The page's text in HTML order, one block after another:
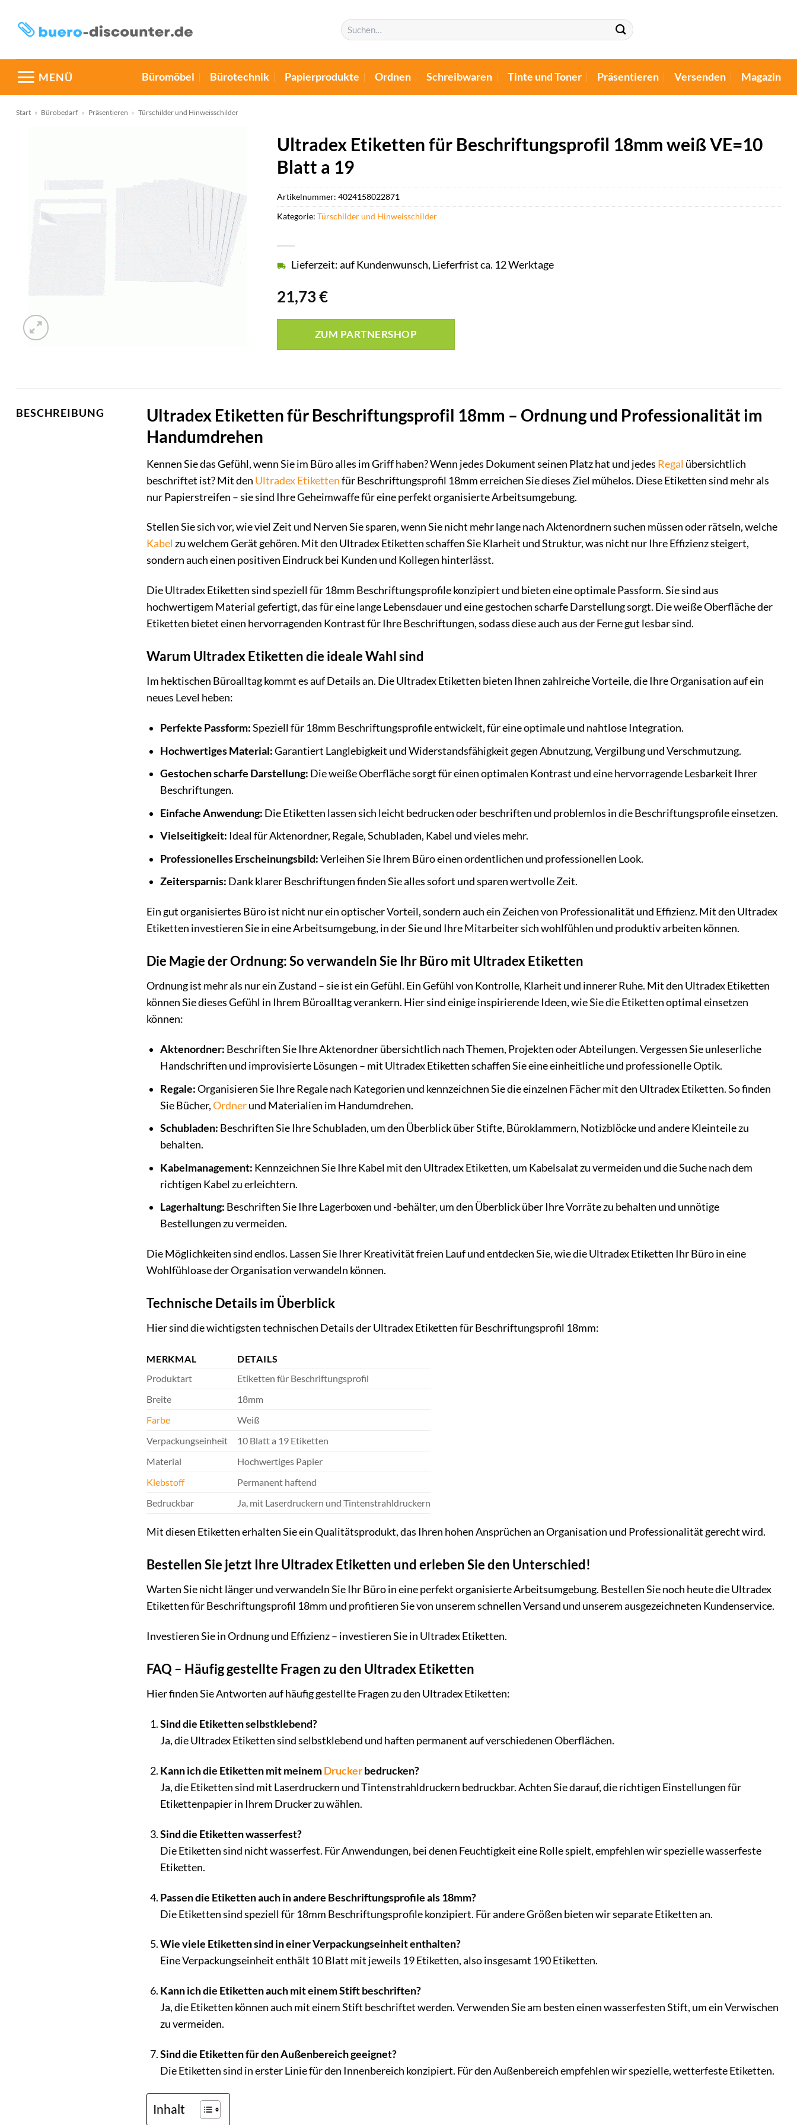
Inhalt
springen
Suchen
nach:
MENÜ Büromöbel Bürotechnik Papierprodukte Ordnen Schreibwaren Tinte und Toner Präsentieren Versenden Magazin
Start » Bürobedarf » Präsentieren » Türschilder und Hinweisschilder
Ultradex Etiketten für Beschriftungsprofil 18mm weiß VE=10
Blatt a 19
21,73€
Lieferzeit: auf Kundenwunsch, Lieferfrist ca. 12 Werktage
ZUM PARTNERSHOP
Artikelnummer: 4024158022871
Kategorie: Türschilder und Hinweisschilder
BESCHREIBUNG
Ultradex Etiketten für Beschriftungsprofil 18mm – Ordnung und Professionalität im
Handumdrehen
Kennen Sie das Gefühl, wenn Sie im Büro alles im Griff haben? Wenn jedes Dokument seinen Platz hat und jedes Regal übersichtlich
beschriftet ist? Mit den UltradexEtikettenfür Beschriftungsprofil 18mm erreichen Sie dieses Ziel mühelos. Diese Etiketten sind mehr als
nur Papierstreifen – sie sind Ihre Geheimwaffe für eine perfekt organisierte Arbeitsumgebung.
Stellen Sie sich vor, wie viel Zeit und Nerven Sie sparen, wenn Sie nicht mehr lange nach Aktenordnern suchen müssen oder rätseln, welche
Kabel zu welchem Gerät gehören. Mit den Ultradex Etiketten schaffen Sie Klarheit und Struktur, was nicht nur Ihre Effizienz steigert,
sondern auch einen positiven Eindruck bei Kunden und Kollegen hinterlässt.
Die Ultradex Etiketten sind speziell für 18mm Beschriftungsprofile konzipiert und bieten eine optimale Passform. Sie sind aus
hochwertigem Material gefertigt, das für eine lange Lebensdauer und eine gestochen scharfe Darstellung sorgt. Die weiße Oberfläche der
Etiketten bietet einen hervorragenden Kontrast für Ihre Beschriftungen, sodass diese auch aus der Ferne gut lesbar sind.
Warum Ultradex Etiketten die ideale Wahl sind
Im hektischen Büroalltag kommt es auf Details an. Die Ultradex Etiketten bieten Ihnen zahlreiche Vorteile, die Ihre Organisation auf ein
neues Level heben:
Perfekte Passform:Speziell für 18mm Beschriftungsprofile entwickelt, für eine optimale und nahtlose Integration.
Hochwertiges Material:Garantiert Langlebigkeit und Widerstandsfähigkeit gegen Abnutzung, Vergilbung und Verschmutzung.
Gestochen scharfe Darstellung: Die weiße Oberfläche sorgt für einen optimalen Kontrast und eine hervorragende Lesbarkeit Ihrer
Beschriftungen.
Einfache Anwendung: Die Etiketten lassen sich leicht bedrucken oder beschriften und problemlos in die Beschriftungsprofile einsetzen.
Vielseitigkeit: Ideal für Aktenordner, Regale, Schubladen, Kabel und vieles mehr.
Professionelles Erscheinungsbild:Verleihen Sie Ihrem Büro einen ordentlichen und professionellen Look.
Zeitersparnis: Dank klarer Beschriftungen finden Sie alles sofort und sparen wertvolle Zeit.
Ein gut organisiertes Büro ist nicht nur ein optischer Vorteil, sondern auch ein Zeichen von Professionalität und Effizienz. Mit den Ultradex
Etiketten investieren Sie in eine Arbeitsumgebung, in der Sie und Ihre Mitarbeiter sich wohlfühlen und produktiv arbeiten können.
Die Magie der Ordnung: So verwandeln Sie Ihr Büro mit Ultradex Etiketten
Ordnung ist mehr als nur ein Zustand – sie ist ein Gefühl. Ein Gefühl von Kontrolle, Klarheit und innerer Ruhe. Mit den Ultradex Etiketten
können Sie dieses Gefühl in Ihrem Büroalltag verankern. Hier sind einige inspirierende Ideen, wie Sie die Etiketten optimal einsetzen
können:
Aktenordner: Beschriften Sie Ihre Aktenordner übersichtlich nach Themen, Projekten oder Abteilungen. Vergessen Sie unleserliche
Handschriften und improvisierte Lösungen – mit Ultradex Etiketten schaffen Sie eine einheitliche und professionelle Optik.
Regale:Organisieren Sie Ihre Regale nach Kategorien und kennzeichnen Sie die einzelnen Fächer mit den Ultradex Etiketten. So finden
Sie Bücher,Ordnerund Materialien im Handumdrehen.
Schubladen: Beschriften Sie Ihre Schubladen, um den Überblick über Stifte, Büroklammern, Notizblöcke und andere Kleinteile zu
behalten.
Kabelmanagement: Kennzeichnen Sie Ihre Kabel mit den Ultradex Etiketten, um Kabelsalat zu vermeiden und die Suche nach dem
richtigen Kabel zu erleichtern.
Lagerhaltung: Beschriften Sie Ihre Lagerboxen und -behälter, um den Überblick über Ihre Vorräte zu behalten und unnötige
Bestellungen zu vermeiden.
Die Möglichkeiten sind endlos. Lassen Sie Ihrer Kreativität freien Lauf und entdecken Sie, wie die Ultradex Etiketten Ihr Büro in eine
Wohlfühloase der Organisation verwandeln können.
Technische Details im Überblick
Hier sind die wichtigsten technischen Details der Ultradex Etiketten für Beschriftungsprofil 18mm:
MERKMAL
DETAILS
Produktart
Etiketten für Beschriftungsprofil
Breite
18mm
Farbe
Weiß
Verpackungseinheit
10 Blatt a 19 Etiketten
Material
Hochwertiges Papier
Klebstoff
Permanent haftend
Bedruckbar
Ja, mit Laserdruckern und Tintenstrahldruckern
Mit diesen Etiketten erhalten Sie ein Qualitätsprodukt, das Ihren hohen Ansprüchen an Organisation und Professionalität gerecht wird.
Bestellen Sie jetzt Ihre Ultradex Etiketten und erleben Sie den Unterschied!
Warten Sie nicht länger und verwandeln Sie Ihr Büro in eine perfekt organisierte Arbeitsumgebung. Bestellen Sie noch heute die Ultradex
Etiketten für Beschriftungsprofil 18mm und profitieren Sie von unserem schnellen Versand und unserem ausgezeichneten Kundenservice.
Investieren Sie in Ordnung und Effizienz – investieren Sie in Ultradex Etiketten.
FAQ – Häufig gestellte Fragen zu den Ultradex Etiketten
Hier finden Sie Antworten auf häufig gestellte Fragen zu den Ultradex Etiketten:
Sind die Etiketten selbstklebend?
Ja, die Ultradex Etiketten sind selbstklebend und haften permanent auf verschiedenen Oberflächen.
Kann ich die Etiketten mit meinemDruckerbedrucken?
Ja, die Etiketten sind mit Laserdruckern und Tintenstrahldruckern bedruckbar. Achten Sie darauf, die richtigen Einstellungen für
Etikettenpapier in Ihrem Drucker zu wählen.
Sind die Etiketten wasserfest?
Die Etiketten sind nicht wasserfest. Für Anwendungen, bei denen Feuchtigkeit eine Rolle spielt, empfehlen wir spezielle wasserfeste
Etiketten.
Passen die Etiketten auch in andere Beschriftungsprofile als 18mm?
Die Etiketten sind speziell für 18mm Beschriftungsprofile konzipiert. Für andere Größen bieten wir separate Etiketten an.
Wie viele Etiketten sind in einer Verpackungseinheit enthalten?
Eine Verpackungseinheit enthält 10 Blatt mit jeweils 19 Etiketten, also insgesamt 190 Etiketten.
Kann ich die Etiketten auch mit einem Stift beschriften?
Ja, die Etiketten können auch mit einem Stift beschriftet werden. Verwenden Sie am besten einen wasserfesten Stift, um ein Verwischen
zu vermeiden.
Sind die Etiketten für den Außenbereich geeignet?
Die Etiketten sind in erster Linie für den Innenbereich konzipiert. Für den Außenbereich empfehlen wir spezielle, wetterfeste Etiketten.
Inhalt